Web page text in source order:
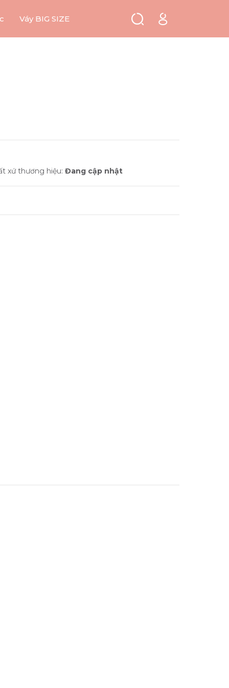
Váy BIG SIZE
xứ thương hiệu: Đang cập nhật